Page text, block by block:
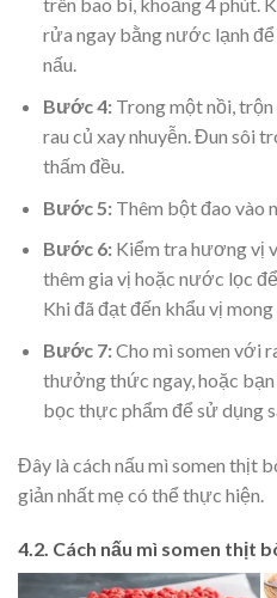
trên bao bì, khoảng 4 phút.
rửa ngay bằng nước lạnh
nấu.
Bước 4:Trong một nồi, trộn
rau củ xay nhuyễn. Đun sôi
thấm đều.
Bước 5:Thêm bột đao vào
Bước 6:Kiểm tra hương vị
thêm gia vị hoặc nước lọc
Khi đã đạt đến khẩu vị
Bước 7:Cho mì somen với
thưởng thức ngay, hoặc
bọc thực phẩm để sử dụng
Đây là cách nấu mì somen thịt
giản nhất mẹ có thể thực hiện.
4.2. Cách nấu mì somen thịt